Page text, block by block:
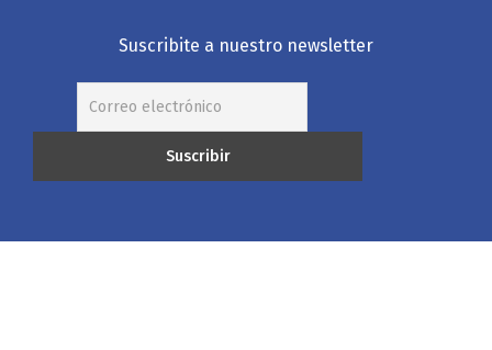
Suscribite a nuestro newsletter